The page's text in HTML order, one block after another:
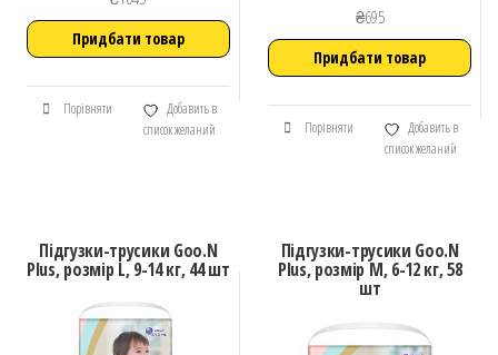
Придбати товар
Порівняти
Добавить в
список желаний
₴695
Придбати товар
Порівняти
Добавить в
список желаний
Підгузки-трусики Goo.N
Plus, розмір L, 9-14 кг, 44 шт
Підгузки-трусики Goo.N
Plus, розмір M, 6-12 кг, 58
шт